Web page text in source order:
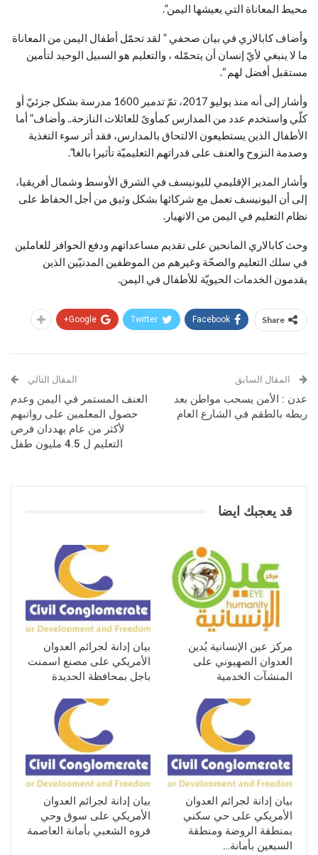
محيط المعاناة التي يعيشها اليمن”.
وأضاف كابالاري في بيان صحفي ” لقد تحمّل أطفال اليمن من المعاناة
ما لا ينبغي لأيّ إنسان أن يتحمّله ، والتعليم هو السبيل الوحيد لتأمين
مستقبل أفضل لهم “.
وأشار إلى أنه منذ يوليو 2017، تمّ تدمير 1600 مدرسة بشكل جزئيّ أو
كلّي واستخدم عدد من المدارس كمأوىً للعائلات النازحة.. وأضاف” أما
الأطفال الذين يستطيعون الالتحاق بالمدارس، فقد أثر سوء التغذية
وصدمة النزوح والعنف على قدراتهم التعليميّة تأثيرا بالغا”.
وأشار المدير الإقليمي لليونيسف في الشرق الأوسط وشمال أفريقيا،
إلى أن اليونيسف تعمل مع شركائها بشكل وثيق من أجل الحفاظ على
نظام التعليم في اليمن من الانهيار.
وحث كابالاري المانحين على تقديم مساعداتهم ودفع الحوافز للعاملين
في سلك التعليم والصحّة وغيرهم من الموظفين المدنيّين الذين
يقدمون الخدمات الحيويّة للأطفال في اليمن.
Share
Facebook
Twitter
Google+
المقال السابق
عدن : الأمن يسحب مواطن بعد
ربطه بالطقم في الشارع العام
المقال التالي
العنف المستمر في اليمن وعدم
حصول المعلمين على رواتبهم
لأكثر من عام يهددان فرص
التعليم ل 4.5 مليون طفل
قد يعجبك ايضا
مركز عين الإنسانية يُدين
العدوان الصهيوني على
المنشآت الخدمية
بيان إدانة لجرائم العدوان
الأمريكي على مصنع اسمنت
باجل بمحافظة الحديدة
بيان إدانة لجرائم العدوان
الأمريكي على حي سكني
بمنطقة الروضة ومنطقة
السبعين بأمانة…
بيان إدانة لجرائم العدوان
الأمريكي على سوق وحي
فروه الشعبي بأمانة العاصمة